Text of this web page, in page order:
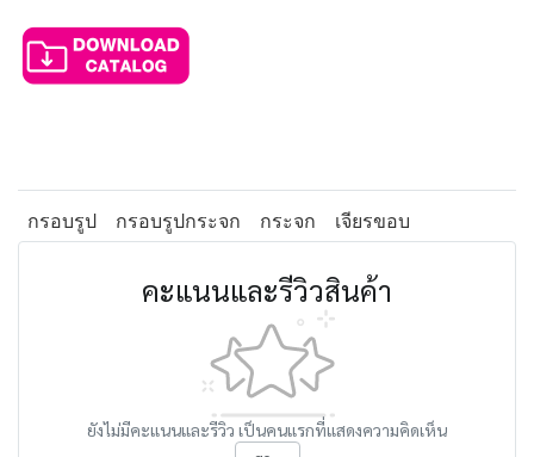
กรอบรูป กรอบรูปกระจก กระจก เจียรขอบ
คะแนนและรีวิวสินค้า
ยังไม่มีคะแนนและรีวิว เป็นคนแรกที่แสดงความคิดเห็น